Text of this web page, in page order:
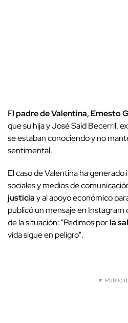
Elpadre de Valentina, Ernesto
que su hija y José Saíd Becerril,
se estaban conociendo y no
sentimental.
El caso de Valentina ha
sociales y medios de
justiciay al apoyo económico
publicó un mensaje en
de la situación: "Pedimos porla
vida sigue en peligro".
▼